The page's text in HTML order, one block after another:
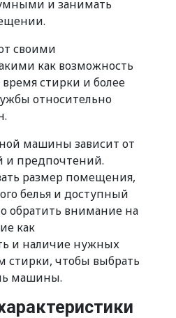
и занимать
своими
как возможность
стирки и более
относительно
машины зависит от
и предпочтений.
размер помещения,
белья и доступный
обратить внимание на
как
и наличие нужных
чтобы выбрать
машины.